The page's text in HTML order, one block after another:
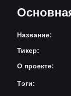
Название:
Тикер:
О проекте:
Тэги: